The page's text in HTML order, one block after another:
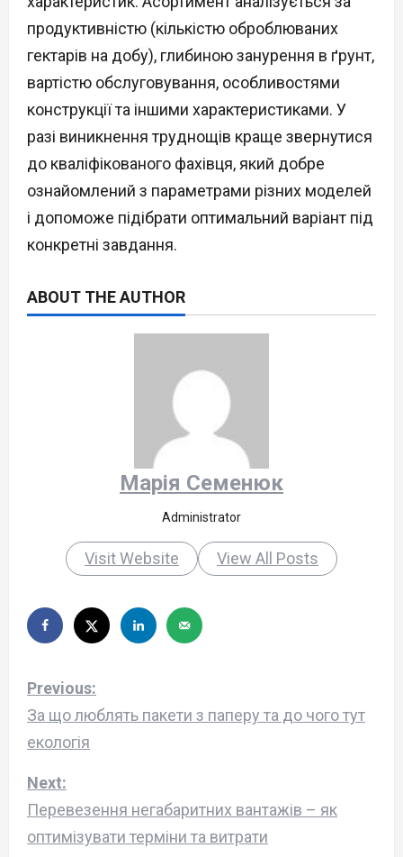
продуктивністю (кількістю оброблюваних
гектарів на добу), глибиною занурення в ґрунт,
вартістю обслуговування, особливостями
конструкції та іншими характеристиками. У
разі виникнення труднощів краще звернутися
до кваліфікованого фахівця, який добре
ознайомлений з параметрами різних моделей
і допоможе підібрати оптимальний варіант під
конкретні завдання.
ABOUT THE AUTHOR
Марія Семенюк
Administrator
Visit Website View All Posts
P
o
s
t
n
Previous:
За що люблять пакети з паперу та до чого тут
екологія
Next:
Перевезення негабаритних вантажів – як
оптимізувати терміни та витрати